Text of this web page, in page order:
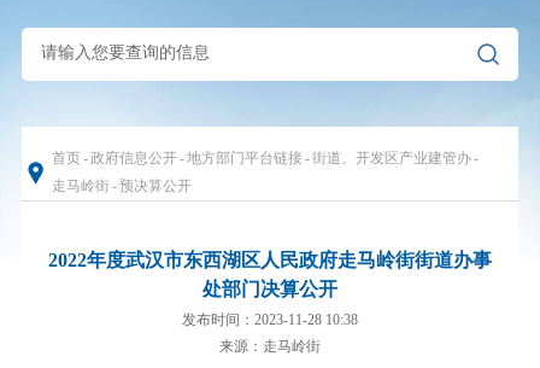
首页-政府信息公开-地方部门平台链接-街道、开发区产业建管办-
走马岭街-预决算公开
2022年度武汉市东西湖区人民政府走马岭街街道办事
处部门决算公开
发布时间：2023-11-28 10:38
来源：走马岭街